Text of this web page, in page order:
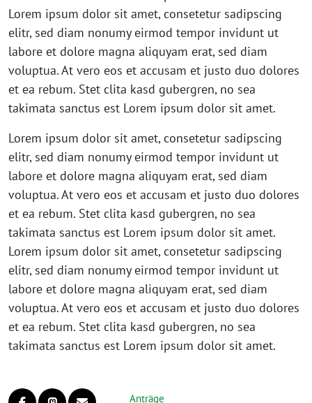
Lorem ipsum dolor sit amet, consetetur sadipscing
elitr, sed diam nonumy eirmod tempor invidunt ut
labore et dolore magna aliquyam erat, sed diam
voluptua. At vero eos et accusam et justo duo dolores
et ea rebum. Stet clita kasd gubergren, no sea
takimata sanctus est Lorem ipsum dolor sit amet.
Lorem ipsum dolor sit amet, consetetur sadipscing
elitr, sed diam nonumy eirmod tempor invidunt ut
labore et dolore magna aliquyam erat, sed diam
voluptua. At vero eos et accusam et justo duo dolores
et ea rebum. Stet clita kasd gubergren, no sea
takimata sanctus est Lorem ipsum dolor sit amet.
Lorem ipsum dolor sit amet, consetetur sadipscing
elitr, sed diam nonumy eirmod tempor invidunt ut
labore et dolore magna aliquyam erat, sed diam
voluptua. At vero eos et accusam et justo duo dolores
et ea rebum. Stet clita kasd gubergren, no sea
takimata sanctus est Lorem ipsum dolor sit amet.
Anträge